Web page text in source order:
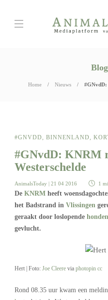
Home Nieuws #GNvdD:
#GNVDD, BINNENLAND,
#GNvdD: KNRM
Westerschelde
AnimalsToday | 21 04 2016 1
De KNRM heeft
het Badstrand in Vlissingen
geraakt door loslopende honden
gevlucht.
Hert | Foto: Joe Cleere via photopin cc
Rond 08.35 uur kwam een